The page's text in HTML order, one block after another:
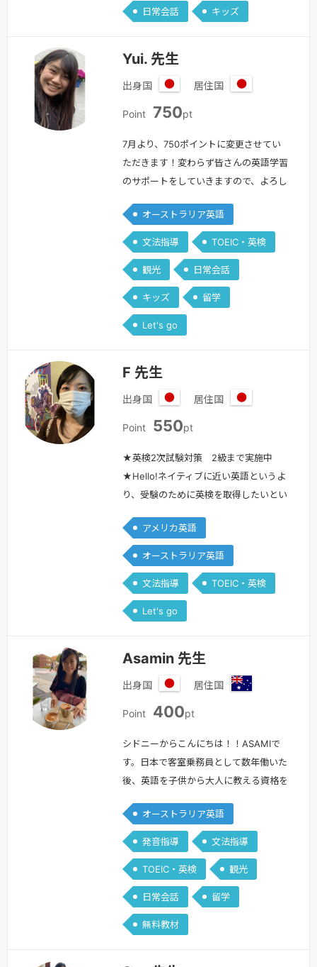
ます。 ++++++ ≪ こんな方
〇 小さいうちから早めに英語に触れさ
ルファ…
続きを見る »
日常会話 キッズ
Yui. 先生
出身国
本
居住国
Point 750pt
7月より、750ポイントに変更させてい
ただきます！変わらず皆さんの英語学習
のサポートをしていきますので、よろし
して。わたしは外国語大学を卒業後、オ
ーストラリアのメルボルンにワーキング
ホリデーで1年間滞在し、ローカルのお
店でオーストラリア人と働き、現地の人
とのシェアハウスで暮らし、とことん英
語を使って英語力を磨きました！私が英
語に興味を持ったきっかけは、高校生の
オーストラリア英語
文法指導 TOEIC・英検
観光 日常会話
キッズ 留学
Let's go
F 先生
出身国
本
居住国
Point 550pt
★英検2次試験対策 2級まで実施中
★Hello!ネイティブに近い英語というよ
り、受験のために英検を取得したいとい
す。トークモアでは小中学生もしくは、
本当に初心者で小中学生さんと同じよう
に文法から学びたいという方を対象にオ
ンラインレッスンをしております。塾の
費用を抑えたい保護者様必見です！フリ
ートークは行いません。（最初の挨拶か
話…続きを見る »
アメリカ英語
オーストラリア英語
文法指導 TOEIC・英検
Let's go
Asamin 先生
出身国
本
居住国
ト
ラ
リ
Point 400pt
シドニーからこんにちは！！ASAMIで
す。日本で客室乗務員として数年働いた
後、英語を子供から大人に教える資格を
た。当初は一年で日本に帰る予定でした
が、オーストラリアをとても気に入り住
み続け６年が経とうとしております。今
はシドニーでツアーガイドをしてま
す！！英語指導経験ですが、日本で
AEONの非常勤英会話講師として大人英
会話（入門・初級・中級）、ビジネス英
オーストラリア英語
発音指導 文法指導
TOEIC・英検 観光
日常会話 留学
無料教材